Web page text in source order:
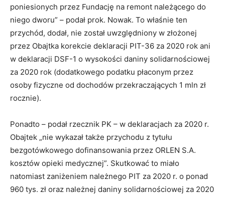
poniesionych przez Fundację na remont należącego do
niego dworu” – podał prok. Nowak. To właśnie ten
przychód, dodał, nie został uwzględniony w złożonej
przez Obajtka korekcie deklaracji PIT-36 za 2020 rok ani
w deklaracji DSF-1 o wysokości daniny solidarnościowej
za 2020 rok (dodatkowego podatku płaconym przez
osoby fizyczne od dochodów przekraczających 1 mln zł
rocznie).
Ponadto – podał rzecznik PK – w deklaracjach za 2020 r.
Obajtek „nie wykazał także przychodu z tytułu
bezgotówkowego dofinansowania przez ORLEN S.A.
kosztów opieki medycznej”. Skutkować to miało
natomiast zaniżeniem należnego PIT za 2020 r. o ponad
960 tys. zł oraz należnej daniny solidarnościowej za 2020